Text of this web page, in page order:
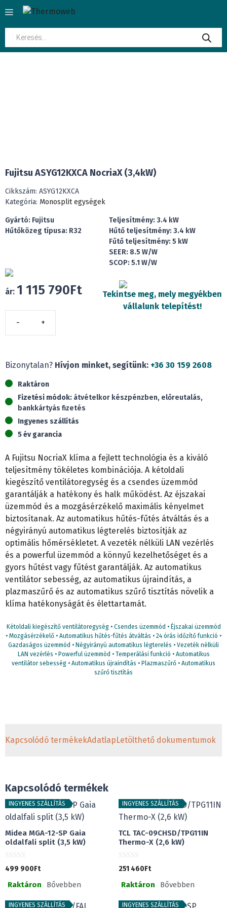
Kilépés
tartalomba
Products
search
Menü
Fujitsu ASYG12KXCA NocriaX (3,4kW)
Cikkszám: ASYG12KXCA
Kategória: Monosplit egységek
Gyártó: Fujitsu
Hűtőközeg típusa: R32
Teljesítmény: 3.4 kW
Hűtő teljesítmény: 3.4 kW
Fűtő teljesítmény: 5 kW
SEER: 8.5 W/W
SCOP: 5.1 W/W
ár: 1 115 790Ft
(3,4kW)
Tekintse meg, mely megyékben
vállalunk telepítést!
Bizonytalan? Hívjon minket, segítünk: +36 30 159 2608
Raktáron
Fizetési módok: átvételkor készpénzben, előreutalás,
bankkártyás fizetés
Ingyenes szállítás
5 év garancia
A Fujitsu NocriaX klíma a fejlett technológia és a kiváló
teljesítmény tökéletes kombinációja. A kétoldali
kiegészítő ventilátoregység és a csendes üzemmód
garantálják a hatékony és halk működést. Az éjszakai
üzemmód és a mozgásérzékelő maximális kényelmet
biztosítanak. Az automatikus hűtés-fűtés átváltás és a
négyirányú automatikus légterelés biztosítják az
optimális hőmérsékletet. A vezeték nélküli LAN vezérlés
és a powerful üzemmód a könnyű kezelhetőséget és a
gyors hűtést vagy fűtést garantálják. Az automatikus
ventilátor sebesség, az automatikus újraindítás, a
plazmaszűrő és az automatikus szűrő tisztítás növelik a
klíma hatékonyságát és élettartamát.
Kétoldali kiegészítő ventilátoregység • Csendes üzemmód • Éjszakai üzemmód
• Mozgásérzékelő • Automatikus hűtés-fűtés átváltás • 24 órás időzítő funkció •
Gazdaságos üzemmód • Négyirányú automatikus légterelés • Vezeték nélküli
LAN vezérlés • Powerful üzemmód • Temperálási funkció • Automatikus
ventilátor sebesség • Automatikus újraindítás • Plazmaszűrő • Automatikus
szűrő tisztítás
Kapcsolódó termékekAdatlapLetölthető dokumentumok
Kapcsolódó termékek
INGYENES SZÁLLÍTÁS
Midea MGA-12-SP Gaia
oldalfali split (3,5 kW)
0
a
499 900Ft
Raktáron Bővebben
INGYENES SZÁLLÍTÁS
TCL TAC-09CHSD/TPG11IN
Thermo-X (2,6 kW)
0
a
251 460Ft
Raktáron Bővebben
INGYENES SZÁLLÍTÁS INGYENES SZÁLLÍTÁS